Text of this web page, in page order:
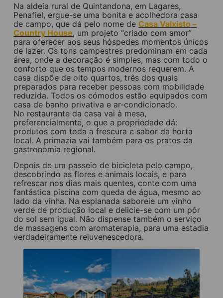
Na aldeia rural de Quintandona, em Lagares,
Penafiel, ergue-se uma bonita e acolhedora casa
de campo, que dá pelo nome de Casa Valxisto –
Country House, um projeto “criado com amor”
para oferecer aos seus hóspedes momentos únicos
de lazer. Os tons campestres predominam em cada
área, onde a decoração é simples, mas com todo o
conforto que os tempos modernos requerem. A
casa dispõe de oito quartos, três dos quais
preparados para receber pessoas com mobilidade
reduzida. Todos os cómodos estão equipados com
casa de banho privativa e ar-condicionado.
No restaurante da casa vai à mesa,
preferencialmente, o que a propriedade dá:
produtos com toda a frescura e sabor da horta
local. A primazia vai também para os pratos da
gastronomia regional.
Depois de um passeio de bicicleta pelo campo,
descobrindo as flores e animais locais, e para
refrescar nos dias mais quentes, conte com uma
fantástica piscina com queda de água, mesmo ao
lado da vinha. Na esplanada saboreie um vinho
verde de produção local e delicie-se com um pôr
do sol sem igual. Não dispense também o serviço
de massagens com aromaterapia, para uma estadia
verdadeiramente rejuvenescedora.